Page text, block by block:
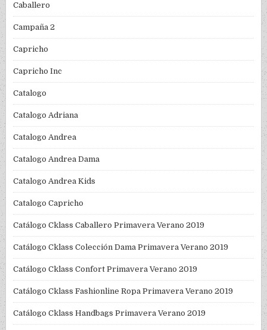
Caballero
Campaña 2
Capricho
Capricho Inc
Catalogo
Catalogo Adriana
Catalogo Andrea
Catalogo Andrea Dama
Catalogo Andrea Kids
Catalogo Capricho
Catálogo Cklass Caballero Primavera Verano 2019
Catálogo Cklass Colección Dama Primavera Verano 2019
Catálogo Cklass Confort Primavera Verano 2019
Catálogo Cklass Fashionline Ropa Primavera Verano 2019
Catálogo Cklass Handbags Primavera Verano 2019